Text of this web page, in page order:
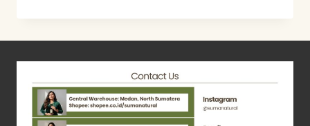
DUCK/ENTOG